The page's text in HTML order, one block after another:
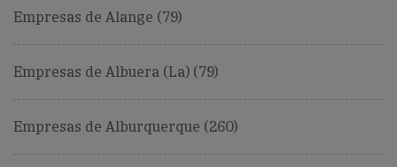
Empresas de Alange (79)
Empresas de Albuera (La) (79)
Empresas de Alburquerque (260)